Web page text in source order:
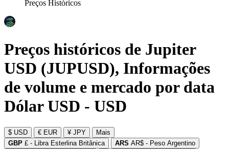
Preços Históricos
Preços históricos de Jupiter
USD (JUPUSD), Informações
de volume e mercado por data
Dólar USD - USD
$ USD € EUR ¥ JPY
Mais
GBP £ - Libra Esterlina Britânica ARS AR$ - Peso Argentino